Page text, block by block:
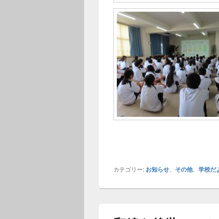
カテゴリー: お知らせ その他、 学校だ